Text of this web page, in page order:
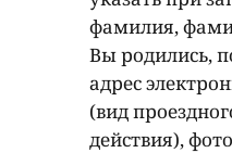
фамилия,
Вы родились,
адрес
(вид
действия),